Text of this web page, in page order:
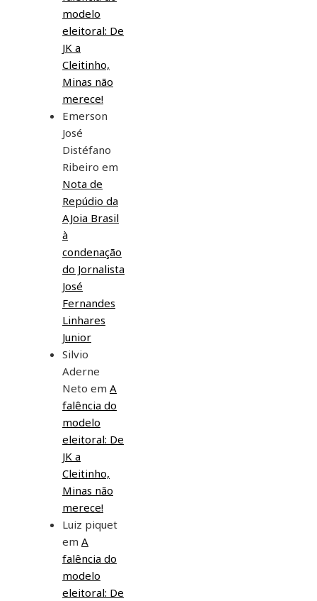
modelo
eleitoral: De
JK a
Cleitinho,
Minas não
merece!
Emerson
José
Distéfano
Ribeiro em
Nota de
Repúdio da
AJoia Brasil
à
condenação
do Jornalista
José
Fernandes
Linhares
Junior
Silvio
Aderne
Neto em A
falência do
modelo
eleitoral: De
JK a
Cleitinho,
Minas não
merece!
Luiz piquet
em A
falência do
modelo
eleitoral: De